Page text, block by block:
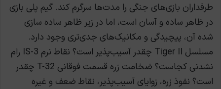
طرفداران بازی‌های جنگی را مدت‌ها سرگرم کند. گیم پلی بازی
در ظاهر ساده و آسان است، اما در زیر ظاهر ساده سازی
شده آن، پیچیدگی و مکانیک‌های جدی‌تری وجود دارد.
مسلسل Tiger II چقدر آسیب‌پذیر است؟ نقاط نرم IS-3 رام
نشدنی کجاست؟ ضخامت زره قسمت فوقانی T-32 چقدر
است؟ نفوذ زره، زوایای آسیب‌پذیر، نقاط ضعف و غیره